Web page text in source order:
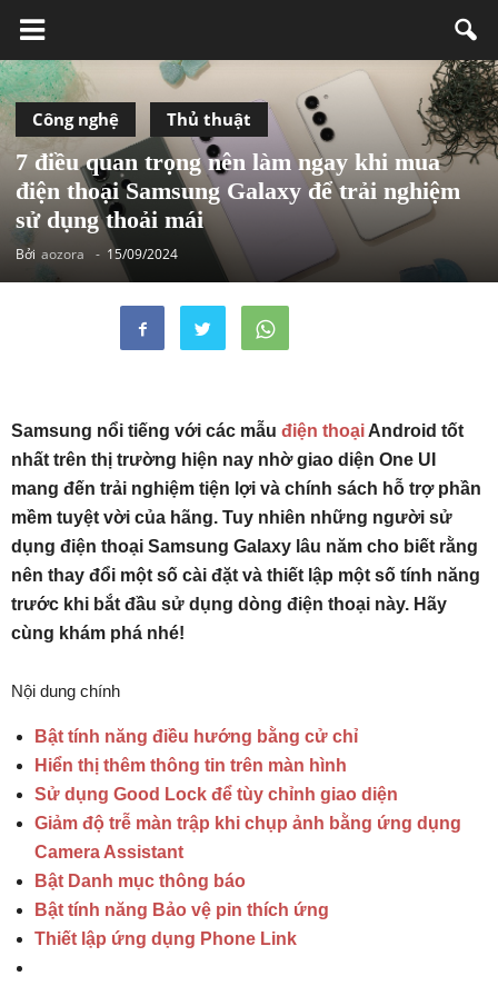
Công nghệ Thủ thuật
7 điều quan trọng nên làm ngay khi mua
điện thoại Samsung Galaxy để trải nghiệm
sử dụng thoải mái
Bởi aozora - 15/09/2024
Samsung nổi tiếng với các mẫu điện thoại Android tốt
nhất trên thị trường hiện nay nhờ giao diện One UI
mang đến trải nghiệm tiện lợi và chính sách hỗ trợ phần
mềm tuyệt vời của hãng. Tuy nhiên những người sử
dụng điện thoại Samsung Galaxy lâu năm cho biết rằng
nên thay đổi một số cài đặt và thiết lập một số tính năng
trước khi bắt đầu sử dụng dòng điện thoại này. Hãy
cùng khám phá nhé!
Nội dung chính
Bật tính năng điều hướng bằng cử chỉ
Hiển thị thêm thông tin trên màn hình
Sử dụng Good Lock để tùy chỉnh giao diện
Giảm độ trễ màn trập khi chụp ảnh bằng ứng dụng
Camera Assistant
Bật Danh mục thông báo
Bật tính năng Bảo vệ pin thích ứng
Thiết lập ứng dụng Phone Link